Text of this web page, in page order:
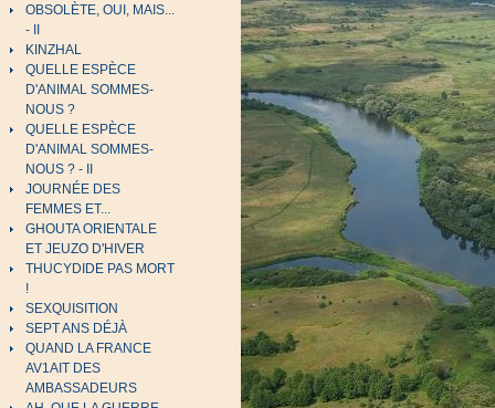
OBSOLÈTE, OUI, MAIS...
- II
KINZHAL
QUELLE ESPÈCE
D'ANIMAL SOMMES-
NOUS ?
QUELLE ESPÈCE
D'ANIMAL SOMMES-
NOUS ? - II
JOURNÉE DES
FEMMES ET...
GHOUTA ORIENTALE
ET JEUZO D'HIVER
THUCYDIDE PAS MORT
!
SEXQUISITION
SEPT ANS DÉJÀ
QUAND LA FRANCE
AV1AIT DES
AMBASSADEURS